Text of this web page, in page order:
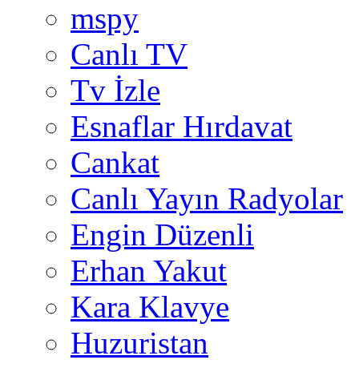
mspy
Canlı TV
Tv İzle
Esnaflar Hırdavat
Cankat
Canlı Yayın Radyolar
Engin Düzenli
Erhan Yakut
Kara Klavye
Huzuristan